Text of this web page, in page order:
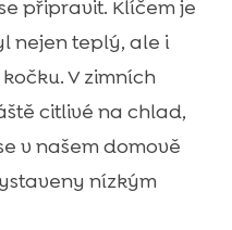
připravit. Klíčem je
nejen teplý, ale i
V zimních
citlivé na chlad,
v našem domově
nízkým